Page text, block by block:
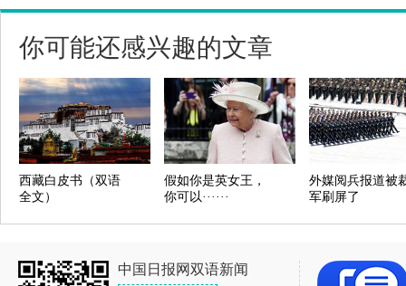
你可能还感兴趣的文章
西藏白皮书（双语
全文）
假如你是英女王，
你可以······
外媒阅兵报道被
军刷屏了
中国日报网双语新闻